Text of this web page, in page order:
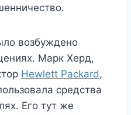
возбуждено
Марк Херд,
Hewlett Packard,
средства
Его тут же